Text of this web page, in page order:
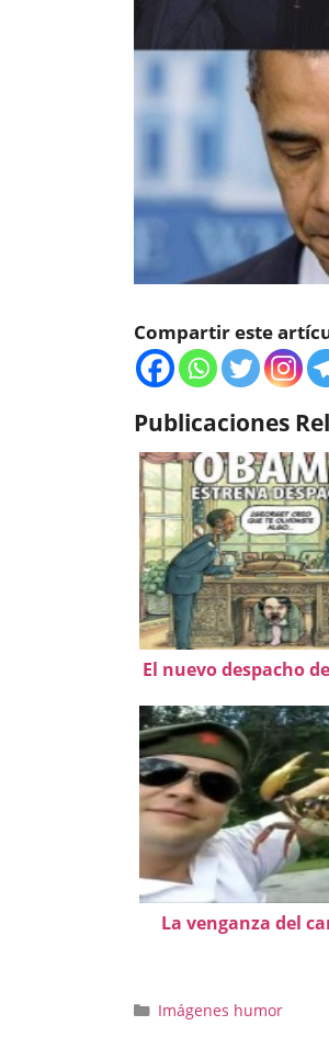
Compartir este
Publicaciones
El nuevo despacho
La venganza del
Categorías
Imágenes humor